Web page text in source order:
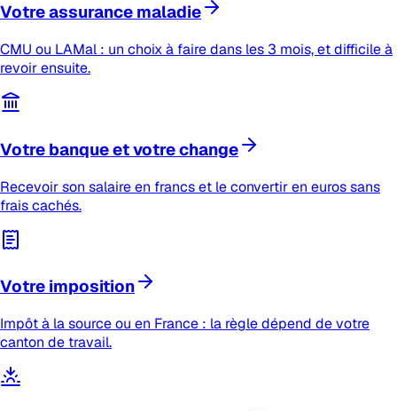
Votre assurance maladie
CMU ou LAMal : un choix à faire dans les 3 mois, et difficile à
revoir ensuite.
Votre banque et votre change
Recevoir son salaire en francs et le convertir en euros sans
frais cachés.
Votre imposition
Impôt à la source ou en France : la règle dépend de votre
canton de travail.